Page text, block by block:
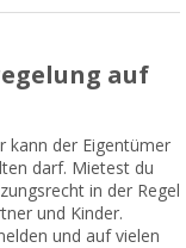
auf
kann der Eigentümer
darf. Mietest du
in der Regel
und Kinder.
und auf vielen